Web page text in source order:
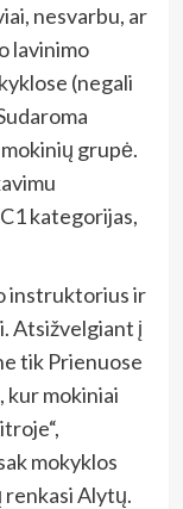
nesvarbu, ar
lavinimo
(negali
grupė.
kategorijas,
instruktorius ir
Atsižvelgiant į
tik Prienuose
kur mokiniai
mokyklos
renkasi Alytų.